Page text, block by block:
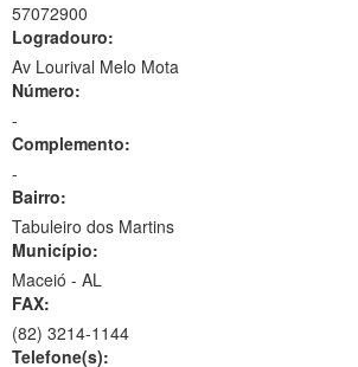
57072900
Logradouro:
Av Lourival Melo Mota
Número:
-
Complemento:
-
Bairro:
Tabuleiro dos Martins
Município:
Maceió - AL
FAX:
(82) 3214-1144
Telefone(s):